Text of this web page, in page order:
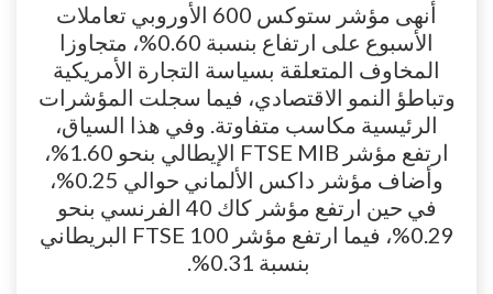
أنهى مؤشر ستوكس 600 الأوروبي تعاملات
الأسبوع على ارتفاع بنسبة 0.60%، متجاوزا
المخاوف المتعلقة بسياسة التجارة الأمريكية
وتباطؤ النمو الاقتصادي، فيما سجلت المؤشرات
الرئيسية مكاسب متفاوتة. وفي هذا السياق،
ارتفع مؤشر FTSE MIB الإيطالي بنحو 1.60%،
وأضاف مؤشر داكس الألماني حوالي 0.25%،
في حين ارتفع مؤشر كاك 40 الفرنسي بنحو
0.29%، فيما ارتفع مؤشر FTSE 100 البريطاني
بنسبة 0.31%.